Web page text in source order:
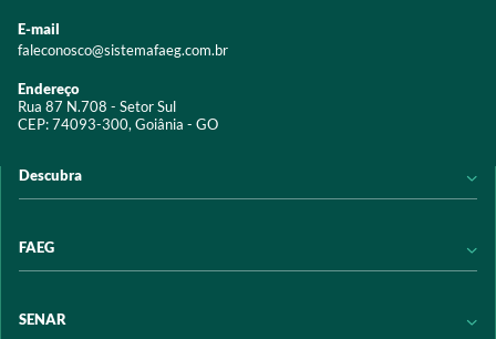
E-mail
faleconosco@sistemafaeg.com.br
Endereço
Rua 87 N.708 - Setor Sul
CEP: 74093-300, Goiânia - GO
Descubra
Acervo digital
Programas e Serviços
FAEG
Transparência
SENAR